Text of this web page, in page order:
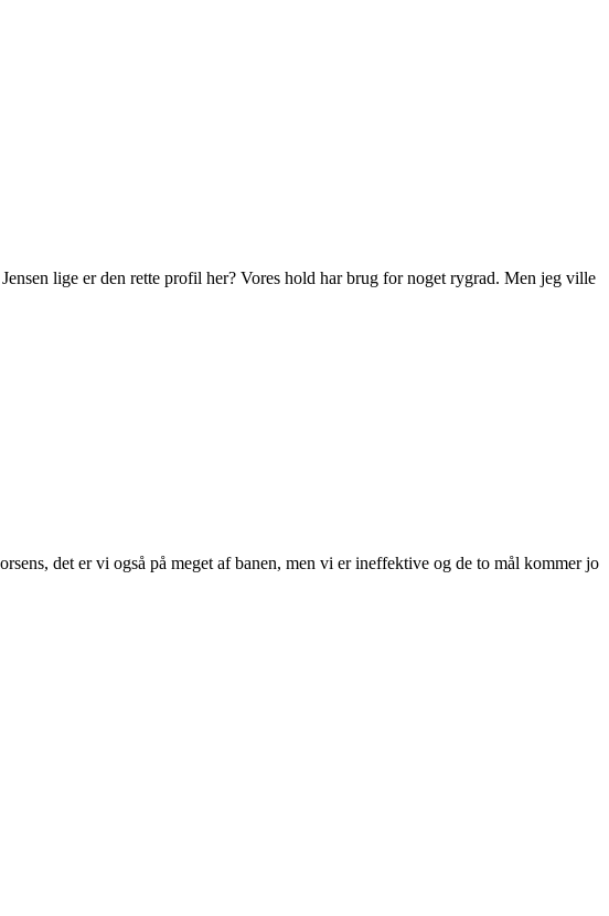
lige er den rette profil her? Vores hold har brug for noget rygrad. Men jeg ville
det er vi også på meget af banen, men vi er ineffektive og de to mål kommer jo